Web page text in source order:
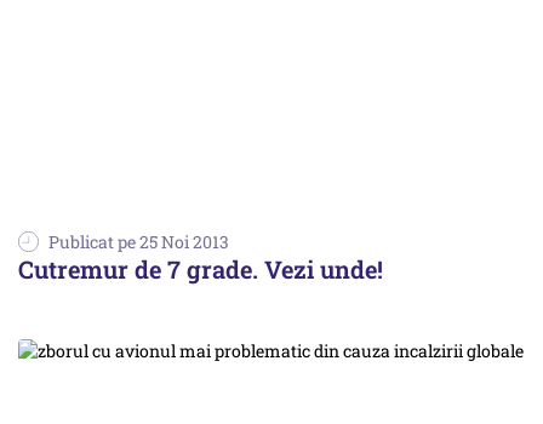
Publicat pe 25 Noi 2013
Cutremur de 7 grade. Vezi unde!